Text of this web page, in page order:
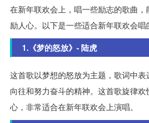
在新年联欢会上，唱一些励志的歌曲
励人心。以下是一些适合新年联欢会唱
1.《梦的怒放》- 陆虎
这首歌以梦想的怒放为主题，歌词中
向往和努力奋斗的精神。这首歌旋律欢
心，非常适合在新年联欢会上演唱。